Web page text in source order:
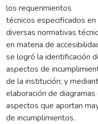
los requerimientos
técnicos especificados
diversas normativas
en materia de
se logró la identificación
aspectos de
de la institución; y
elaboración de
aspectos que aportan
de incumplimientos.